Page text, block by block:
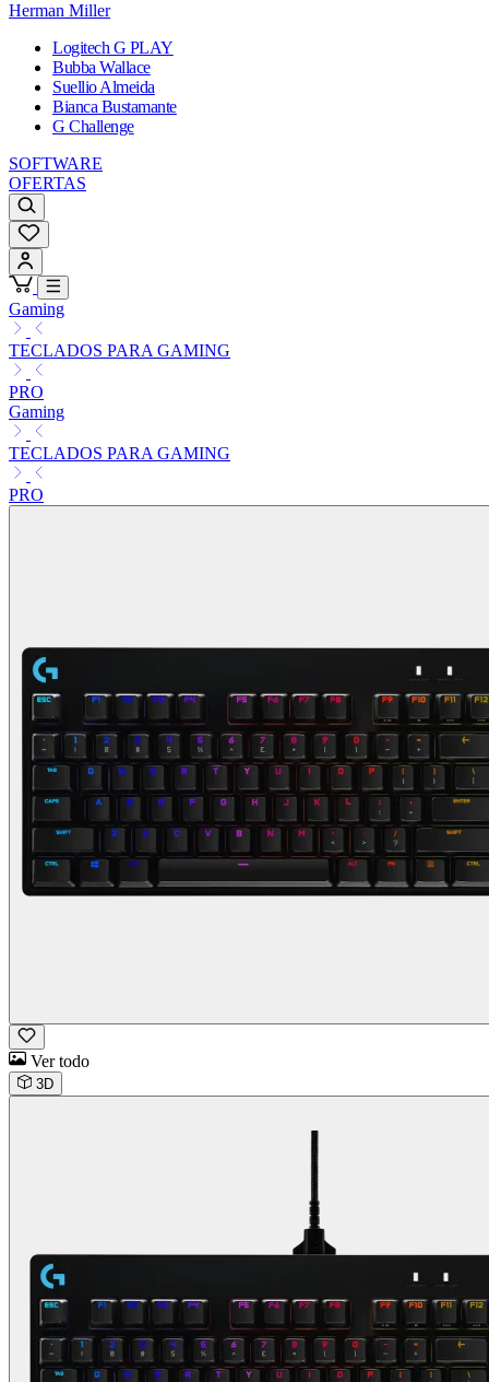
Herman Miller
Logitech G PLAY
Bubba Wallace
Suellio Almeida
Bianca Bustamante
G Challenge
SOFTWARE
OFERTAS
Gaming
TECLADOS PARA GAMING
PRO
Gaming
TECLADOS PARA GAMING
PRO
Ver todo
3D